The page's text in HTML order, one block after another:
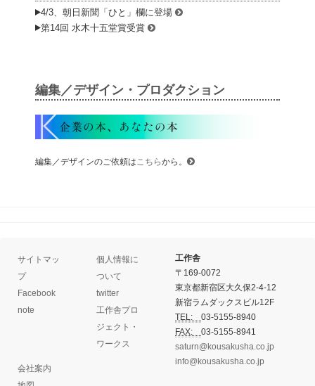
4/3、朝日新聞「ひと」欄に登場
第14回 水木十五堂賞受賞
編集／デザイン・プロダクション
編集／デザインのご依頼は こちらから。
サイトマッ
プ
Facebook
note
個人情報に
ついて
twitter
工作舎プロ
ジェクト・
ワークス
会社案内
工作舎
〒169-0072
東京都新宿区大久保2-4-12
新宿ラムダックスビル12F
TEL: 03-5155-8940
FAX: 03-5155-8941
saturn@kousakusha.co.jp
info@kousakusha.co.jp